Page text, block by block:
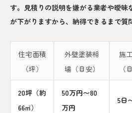
す。見積りの説明を嫌がる業者や曖昧
が下がりますから、納得できるまで質
住宅面積
（坪）
外壁塗装相
場（目安）
施
（
20坪（約
66㎡）
50万円〜80
万円
5日